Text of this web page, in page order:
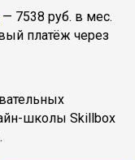
— 7538 руб. в мес.
платёж через
школы Skillbox